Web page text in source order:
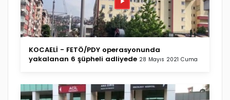
KOCAELİ - FETÖ/PDY operasyonunda
yakalanan 6 şüpheli adliyede 28 Mayıs 2021 Cuma